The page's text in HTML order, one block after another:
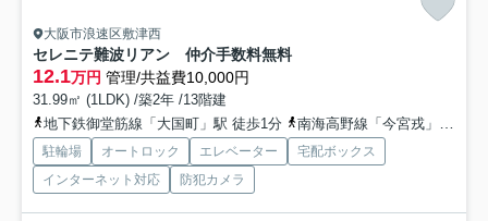
大阪市浪速区敷津西
セレニテ難波リアン 仲介手数料無料
12.1万円 管理/共益費10,000円
31.99㎡ (1LDK) /築2年 /13階建
地下鉄御堂筋線「大国町」駅 徒歩1分
南海高野線「今宮戎」駅 徒歩7分
駐輪場 オートロック エレベーター
宅配ボックス
インターネット対応
防犯カメラ